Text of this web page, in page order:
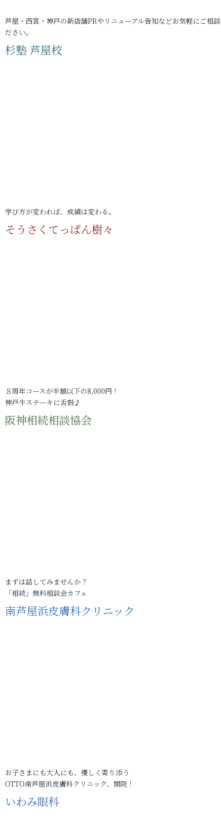
芦屋・西宮・神戸の新店舗PRやリニューアル告知などお気軽にご相
ださい。
杉塾 芦屋校
学び方が変われば、成績は変わる。
そうさくてっぱん樹々
８周年コースが半額以下の8,000円！
神戸牛ステーキに舌鼓♪
阪神相続相談協会
まずは話してみませんか？
「相続」無料相談会カフェ
南芦屋浜皮膚科クリニック
お子さまにも大人にも、優しく寄り添う
OTTO南芦屋浜皮膚科クリニック、開院！
いわみ眼科